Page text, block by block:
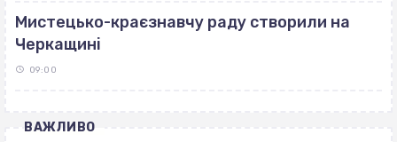
Мистецько-краєзнавчу раду створили на
Черкащині
09:00
ВАЖЛИВО